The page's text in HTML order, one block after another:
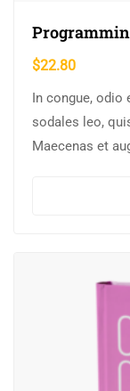
$22.80
In congue, odio
sodales leo,
Maecenas et